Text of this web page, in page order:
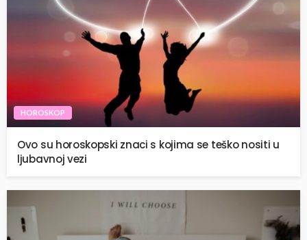
HOROSKOP
Ovo su horoskopski znaci s kojima se teško nositi u
ljubavnoj vezi